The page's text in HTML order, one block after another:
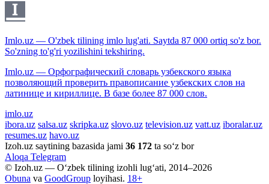
Imlo.uz — O'zbek tilining imlo lug'ati. Saytda 87 000 ortiq so'z bor.
So'zning to'g'ri yozilishini tekshiring.
Imlo.uz — Орфографический словарь узбекского языка
позволяющий проверить правописание узбекских слов на
латинице и кириллице. В базе более 87 000 слов.
imlo.uz
ibora.uz salsa.uz skripka.uz slovo.uz television.uz vatt.uz iboralar.uz
resumes.uz havo.uz
Izoh.uz saytining bazasida jami 36 172 ta so‘z bor
Aloqa Telegram
© Izoh.uz — O‘zbek tilining izohli lug‘ati, 2014–2026
Obuna va GoodGroup loyihasi. 18+